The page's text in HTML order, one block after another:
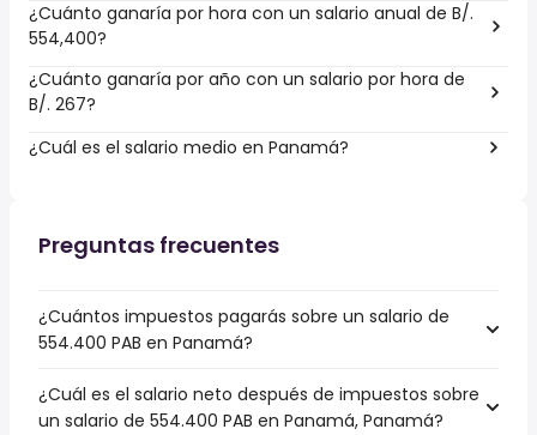
¿Cuánto ganaría por hora con un salario anual de B/.
554,400?
¿Cuánto ganaría por año con un salario por hora de
B/. 267?
¿Cuál es el salario medio en Panamá?
Preguntas frecuentes
¿Cuántos impuestos pagarás sobre un salario de
554.400 PAB en Panamá?
¿Cuál es el salario neto después de impuestos sobre
un salario de 554.400 PAB en Panamá, Panamá?